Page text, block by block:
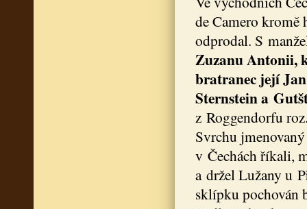
de Camero
odprodal. S
Zuzanu Antonii,
bratranec její
Sternstein a
z Roggendorfu
Svrchu
v Čechách říkali,
a držel Lužany u
sklípku pochován